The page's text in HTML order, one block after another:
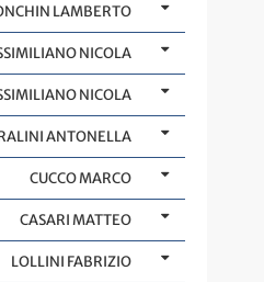
LAMBERTO
NICOLA
NICOLA
ANTONELLA
CUCCO MARCO
CASARI MATTEO
LOLLINI FABRIZIO